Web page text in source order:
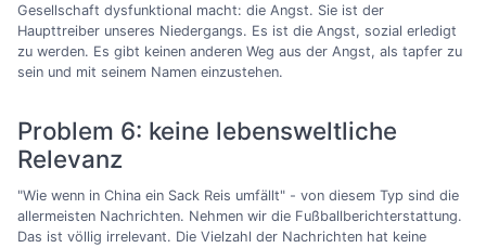
Gesellschaft dysfunktional macht: die Angst. Sie ist der
Haupttreiber unseres Niedergangs. Es ist die Angst, sozial erledigt
zu werden. Es gibt keinen anderen Weg aus der Angst, als tapfer zu
sein und mit seinem Namen einzustehen.
Problem 6: keine lebensweltliche
Relevanz
"Wie wenn in China ein Sack Reis umfällt" - von diesem Typ sind die
allermeisten Nachrichten. Nehmen wir die Fußballberichterstattung.
Das ist völlig irrelevant. Die Vielzahl der Nachrichten hat keine